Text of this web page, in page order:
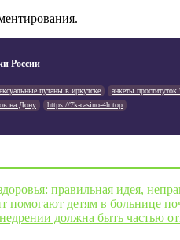
России
путаны в иркутске анкеты проституток
на Дону
https://7k-casino-4h.top
правильная идея,
помогают детям в больнице
должна быть частью